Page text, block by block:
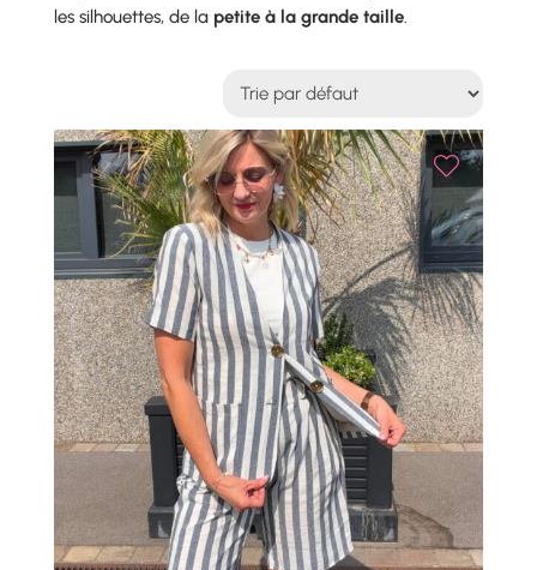
les silhouettes, de la petite à la grande taille.